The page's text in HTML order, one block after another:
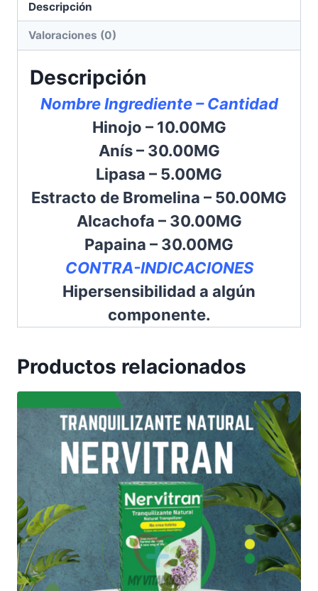
Descripción
Valoraciones (0)
Descripción
Nombre Ingrediente – Cantidad
Hinojo – 10.00MG
Anís – 30.00MG
Lipasa – 5.00MG
Estracto de Bromelina – 50.00MG
Alcachofa – 30.00MG
Papaina – 30.00MG
CONTRA-INDICACIONES
Hipersensibilidad a algún
componente.
Productos relacionados